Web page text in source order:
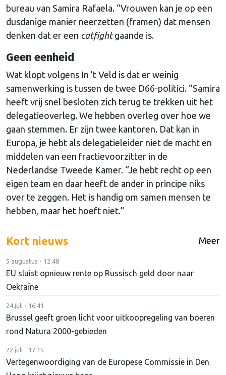
bureau van Samira Rafaela. “Vrouwen kan je op een
dusdanige manier neerzetten (framen) dat mensen
denken dat er een catfightgaande is.
Geen eenheid
Wat klopt volgens In ’t Veld is dat er weinig
samenwerking is tussen de twee D66-politici. “Samira
heeft vrij snel besloten zich terug te trekken uit het
delegatieoverleg. We hebben overleg over hoe we
gaan stemmen. Er zijn twee kantoren. Dat kan in
Europa, je hebt als delegatieleider niet de macht en
middelen van een fractievoorzitter in de
Nederlandse Tweede Kamer. “Je hebt recht op een
eigen team en daar heeft de ander in principe niks
over te zeggen. Het is handig om samen mensen te
hebben, maar het hoeft niet.”
Kort nieuws Meer
5 augustus - 12:48
EU sluist opnieuw rente op Russisch geld door naar
Oekraïne
24 juli - 16:41
Brussel geeft groen licht voor uitkoopregeling van boeren
rond Natura 2000-gebieden
22 juli - 17:15
Vertegenwoordiging van de Europese Commissie in Den